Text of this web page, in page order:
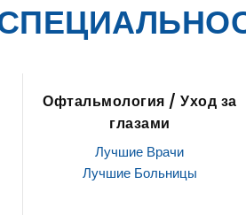
Позвоночник
Лучшие Врачи
Лучшие Больницы